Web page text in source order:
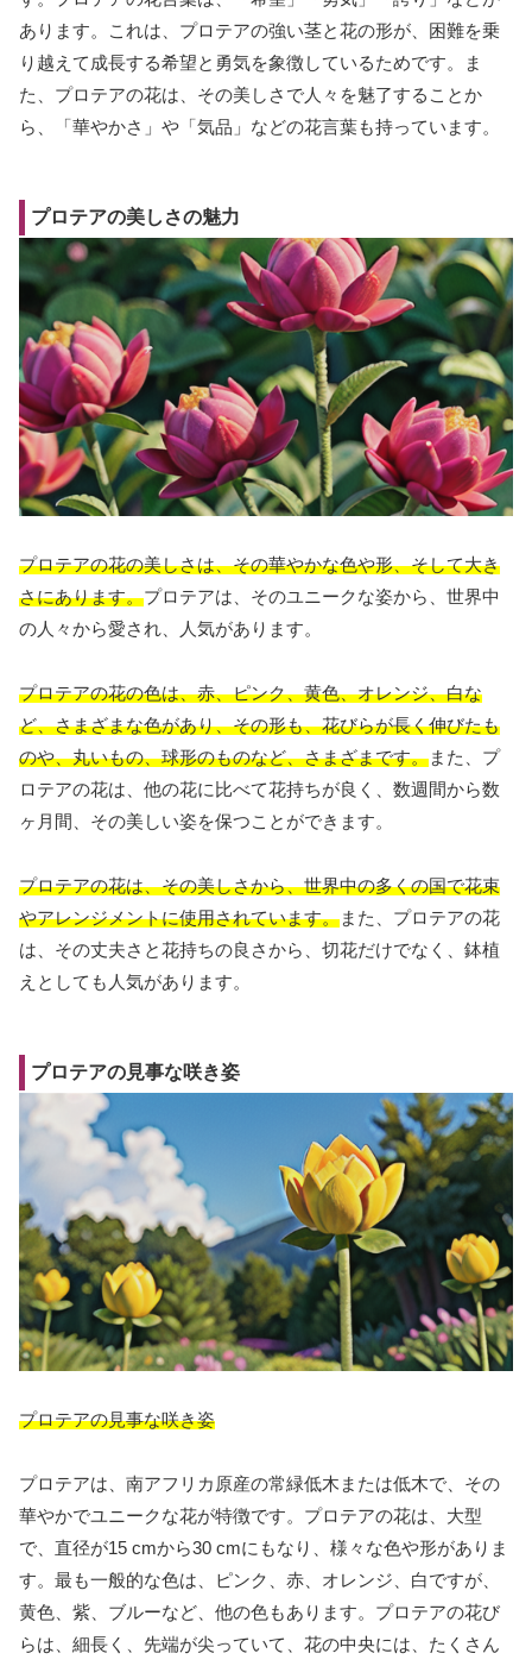
あります。これは、プロテアの強い茎と花の形が、困難を乗
り越えて成長する希望と勇気を象徴しているためです。ま
た、プロテアの花は、その美しさで人々を魅了することか
ら、「華やかさ」や「気品」などの花言葉も持っています。
プロテアの美しさの魅力
プロテアの花の美しさは、その華やかな色や形、そして大き
さにあります。プロテアは、そのユニークな姿から、世界中
の人々から愛され、人気があります。
プロテアの花の色は、赤、ピンク、黄色、オレンジ、白な
ど、さまざまな色があり、その形も、花びらが長く伸びたも
のや、丸いもの、球形のものなど、さまざまです。また、プ
ロテアの花は、他の花に比べて花持ちが良く、数週間から数
ヶ月間、その美しい姿を保つことができます。
プロテアの花は、その美しさから、世界中の多くの国で花束
やアレンジメントに使用されています。また、プロテアの花
は、その丈夫さと花持ちの良さから、切花だけでなく、鉢植
えとしても人気があります。
プロテアの見事な咲き姿
プロテアの見事な咲き姿
プロテアは、南アフリカ原産の常緑低木または低木で、その
華やかでユニークな花が特徴です。プロテアの花は、大型
で、直径が15 cmから30 cmにもなり、様々な色や形がありま
す。最も一般的な色は、ピンク、赤、オレンジ、白ですが、
黄色、紫、ブルーなど、他の色もあります。プロテアの花び
らは、細長く、先端が尖っていて、花の中央には、たくさん